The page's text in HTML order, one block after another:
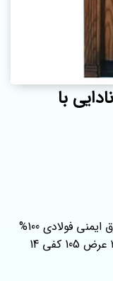
با
رویه بلوط رنگ چهارچوب الکترواستاتیک ورق ایمنی فولادی 100%
ضخامت ورق چهار چوب 1.25 ابعاد:طول 210 عرض 105 کفی 14